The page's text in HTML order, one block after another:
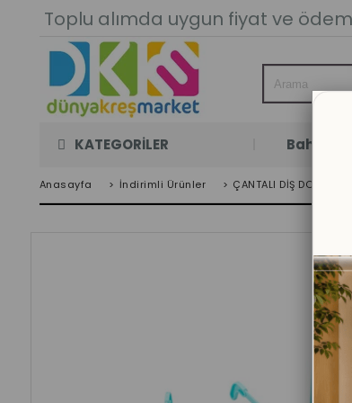
Toplu alımda uygun fiyat ve ödeme
KATEGORİLER Bahçe
Anasayfa > İndirimli Ürünler > ÇANTALI DİŞ DOKTORU